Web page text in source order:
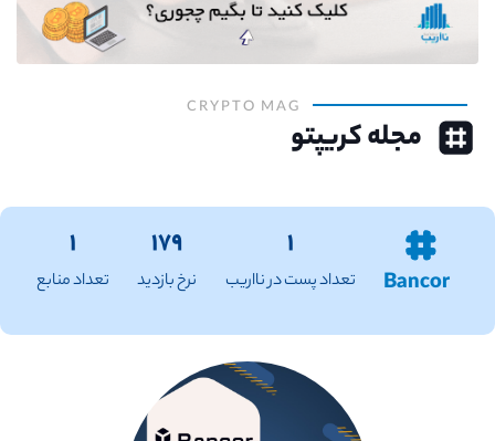
CRYPTO MAG
مجله کریپتو
Bancor
۱
تعداد پست در نااریب
۱۷۹
نرخ بازدید
۱
تعداد منابع